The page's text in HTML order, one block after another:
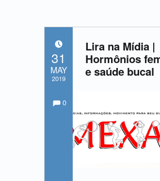
Lira na Mídia |
Hormônios
e saúde bucal
POSTED ON:
31
MAY
2019
Written by: 0